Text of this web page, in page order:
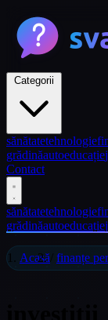
sănătatetehnologie
grădinăautoeducație
Contact
sănătatetehnologie
grădinăautoeducație
Acasă finanțe